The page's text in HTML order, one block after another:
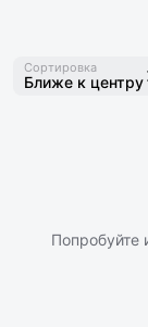
Сортировка
Ближе к центру
Попробуйте